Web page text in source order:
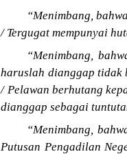
“Menimbang,
/ Tergugat mempunyai
“Menimbang,
haruslah dianggap tidak
/ Pelawan berhutang
dianggap sebagai
“Menimbang,
Putusan Pengadilan